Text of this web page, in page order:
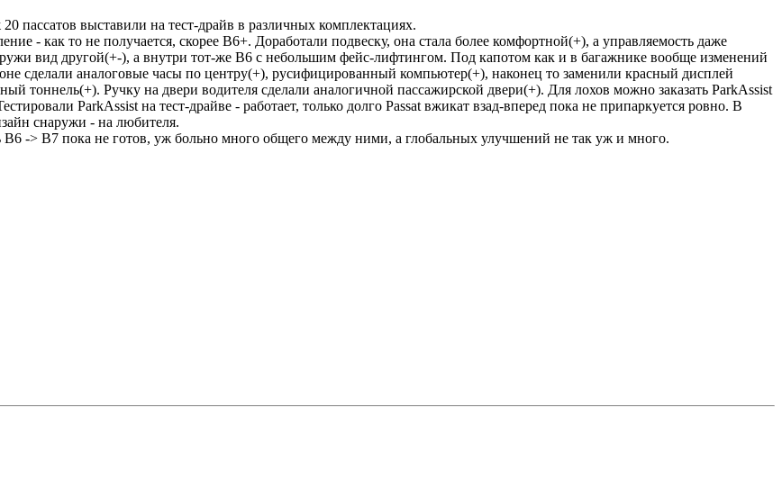
пассатов выставили на тест-драйв в различных комплектациях.
- как то не получается, скорее B6+. Доработали подвеску, она стала более комфортной(+), а управляемость даже
вид другой(+-), а внутри тот-же B6 с небольшим фейс-лифтингом. Под капотом как и в багажнике вообще изменений
сделали аналоговые часы по центру(+), русифицированный компьютер(+), наконец то заменили красный дисплей
тоннель(+). Ручку на двери водителя сделали аналогичной пассажирской двери(+). Для лохов можно заказать ParkAssist
ParkAssist на тест-драйве - работает, только долго Passat вжикат взад-вперед пока не припаркуется ровно. В
снаружи - на любителя.
-> B7 пока не готов, уж больно много общего между ними, а глобальных улучшений не так уж и много.